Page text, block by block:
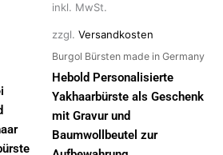
inkl. MwSt.
zzgl. Versandkosten
Burgol Bürsten made in Germany
Hebold Personalisierte
Yakhaarbürste als Geschenk
mit Gravur und
Baumwollbeutel zur
Optionen
können
auf
der
Produktseite
gewählt
werden